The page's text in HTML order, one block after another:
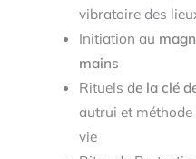
vibratoire des
Initiation au
mains
Rituels de la clé
autrui et
vie